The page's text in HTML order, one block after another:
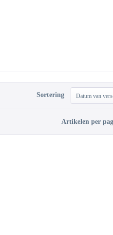
Sortering Datum van
Artikelen per